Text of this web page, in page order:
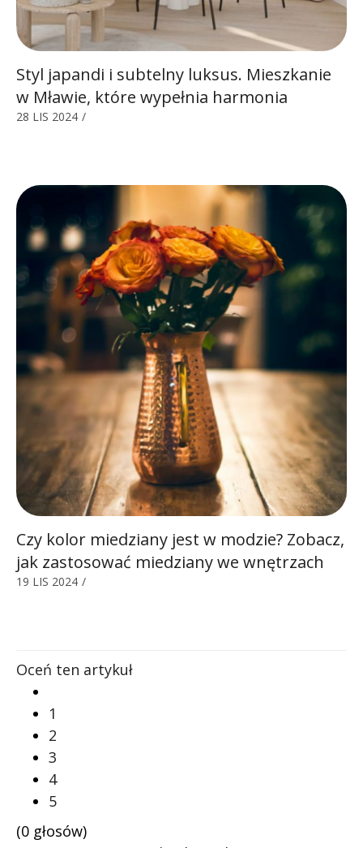
Styl japandi i subtelny luksus. Mieszkanie
w Mławie, które wypełnia harmonia
28 LIS 2024 /
Czy kolor miedziany jest w modzie? Zobacz,
jak zastosować miedziany we wnętrzach
19 LIS 2024 /
Oceń ten artykuł
1
2
3
4
5
(0 głosów)